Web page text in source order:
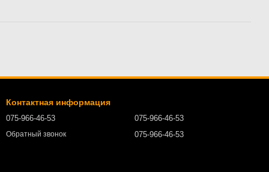
Контактная информация
075-966-46-53
Обратный звонок
075-966-46-53
075-966-46-53